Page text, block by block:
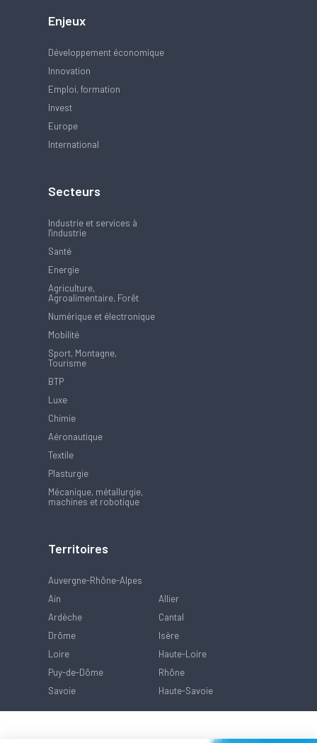
Enjeux
Développement économique
Innovation
Emploi, formation
Invest
Europe
International
Secteurs
Industrie et services à
l'industrie
Santé
Energie
Agriculture,
Agroalimentaire, Forêt
Numérique et électronique
Mobilité
Sport, Montagne,
Tourisme
BTP
Luxe
Chimie
Aéronautique
Textile
Plasturgie
Mécanique, métallurgie,
machines et robotique
Territoires
Auvergne-Rhône-Alpes
Ain
Allier
Ardèche
Cantal
Drôme
Isère
Loire
Haute-Loire
Puy-de-Dôme
Rhône
Savoie
Haute-Savoie